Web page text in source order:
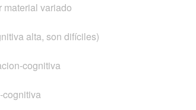
material variado
alta, son difíciles)
cognitiva
cognitiva